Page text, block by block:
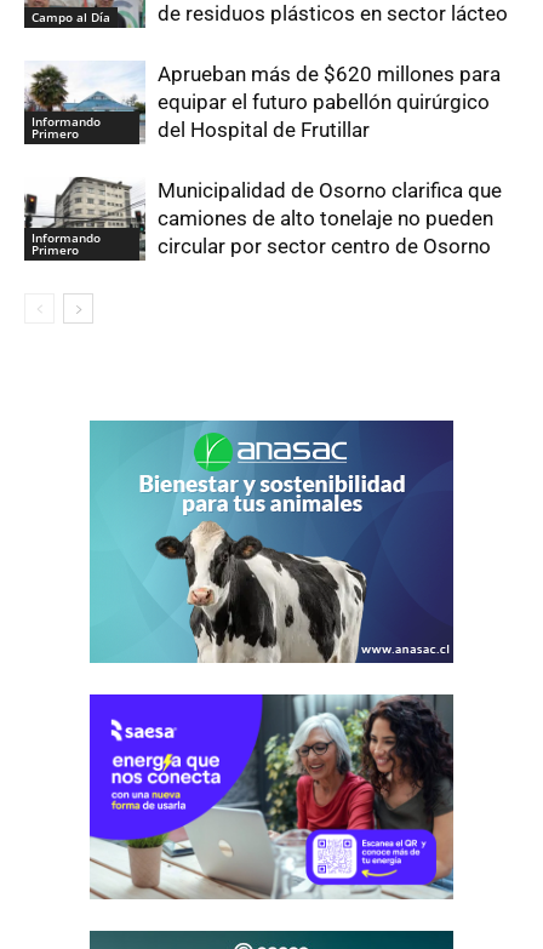
Campo al Día
de residuos plásticos en sector lácteo
Informando
Primero
Aprueban más de $620 millones para
equipar el futuro pabellón quirúrgico
del Hospital de Frutillar
Informando
Primero
Municipalidad de Osorno clarifica que
camiones de alto tonelaje no pueden
circular por sector centro de Osorno